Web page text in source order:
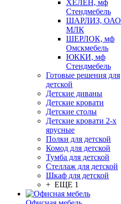
ХЕЛЕН, мф
Стендмебель
ШАРЛИЗ, ОАО
МЛК
ШЕРЛОК, мф
Омскмебель
ЮККИ, мф
Стендмебель
Готовые решения для
детской
Детские диваны
Детские кровати
Детские столы
Детские кровати 2-х
ярусные
Полки для детской
Комод для детской
Тумба для детской
Стеллаж для детской
Шкаф для детской
+ ЕЩЕ 1